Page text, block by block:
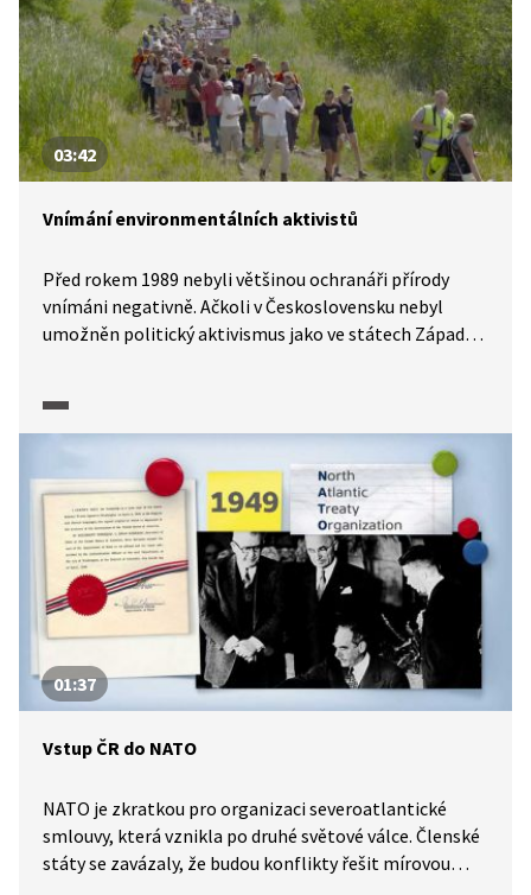
03:42
Vnímání environmentálních aktivistů
Před rokem 1989 nebyli většinou ochranáři přírody
vnímáni negativně. Ačkoli v Československu nebyl
umožněn politický aktivismus jako ve státech Západu,
aktivisté viděni jako něco problematického, a mnozí
proto začali od svých záměrů upouštět.
01:37
Vstup ČR do NATO
NATO je zkratkou pro organizaci severoatlantické
smlouvy, která vznikla po druhé světové válce. Členské
státy se zavázaly, že budou konflikty řešit mírovou